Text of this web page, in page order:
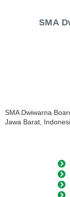
SMA
SMA Dwiwarna
Jawa Barat,